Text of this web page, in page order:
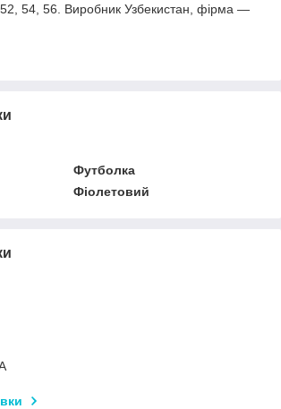
52, 54, 56. Виробник Узбекистан, фірма —
Футболка
Фіолетовий